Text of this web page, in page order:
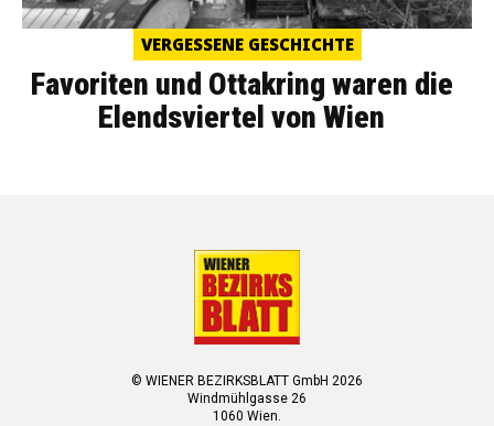
VERGESSENE GESCHICHTE
Favoriten und Ottakring waren die
Elendsviertel von Wien
© WIENER BEZIRKSBLATT GmbH 2026
Windmühlgasse 26
1060 Wien.